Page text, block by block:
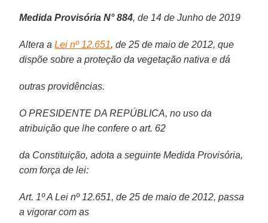
Medida Provisória N° 884, de 14 de Junho de 2019
Altera aLei nº 12.651, de 25 de maio de 2012, que
dispõe sobre a proteção da vegetação nativa e dá
outras providências.
O PRESIDENTE DA REPÚBLICA, no uso da
atribuição que lhe confere o art. 62
da Constituição, adota a seguinte Medida Provisória,
com força de lei:
Art. 1º A Lei nº 12.651, de 25 de maio de 2012, passa
a vigorar com as